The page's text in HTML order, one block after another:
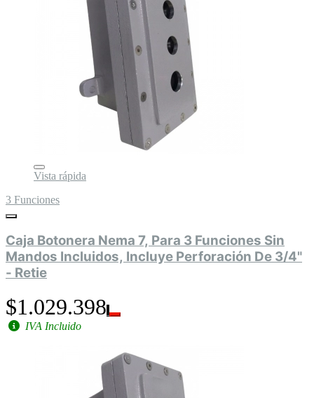
Vista rápida
3 Funciones
Caja Botonera Nema 7, Para 3 Funciones Sin
Mandos Incluidos, Incluye Perforación De 3/4"
- Retie
$1.029.398
IVA Incluido